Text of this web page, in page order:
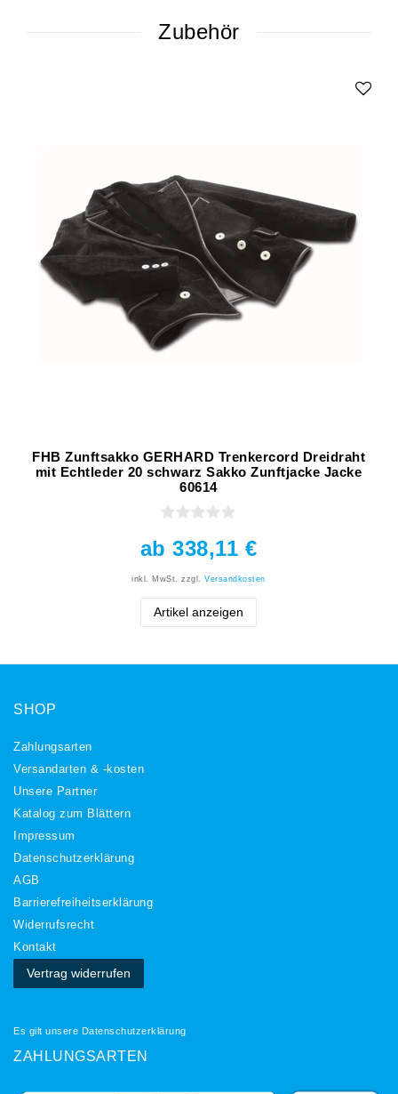
Zubehör
FHB Zunftsakko GERHARD Trenkercord Dreidraht
mit Echtleder 20 schwarz Sakko Zunftjacke Jacke
60614
ab 338,11 €
inkl. MwSt. zzgl.Versandkosten
Artikel anzeigen
SHOP
Zahlungsarten
Versandarten & -kosten
Unsere Partner
Katalog zum Blättern
Impressum
Daten­schutz­erklärung
AGB
Barrierefreiheitserklärung
Widerrufs­recht
Kontakt
Vertrag widerrufen
Es gilt unsere Datenschutzerklärung
ZAHLUNGSARTEN